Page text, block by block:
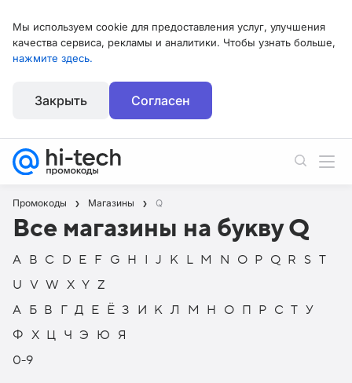
Мы используем cookie для предоставления услуг, улучшения
качества сервиса, рекламы и аналитики. Чтобы узнать больше,
нажмите здесь.
Закрыть Согласен
Промокоды Магазины Q
Все магазины на букву Q
A B C D E F G H IJ K L M N O P Q R S T
U VW XYZ
А Б В ГД Е ЁЗ И КЛ М Н О П Р СТ У
Ф Х Ц ЧЭ Ю Я
0-9